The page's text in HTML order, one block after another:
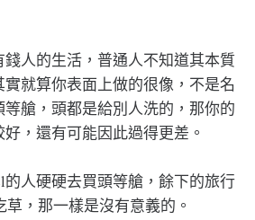
人的生活，普通人不知道其本質
就算你表面上做的很像，不是名
艙，頭都是給別人洗的，那你的
，還有可能因此過得更差。
的人硬硬去買頭等艙，餘下的旅行
，那一樣是沒有意義的。